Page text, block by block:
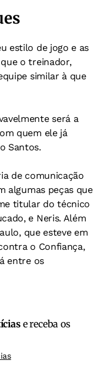
estilo de jogo e as
o treinador,
similar à que
será a
quem ele já
Santos.
de comunicação
algumas peças que
titular do técnico
e Neris. Além
que esteve em
o Confiança,
entre os
e receba os